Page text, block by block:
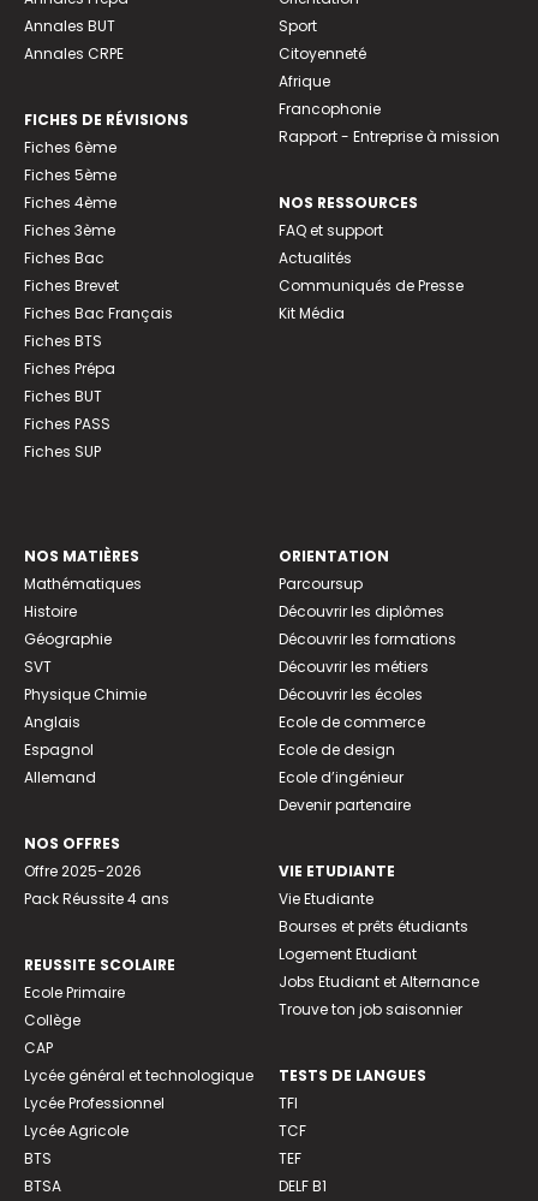
Annales BUT
Annales CRPE
FICHES DE RÉVISIONS
Fiches 6ème
Fiches 5ème
Fiches 4ème
Fiches 3ème
Fiches Bac
Fiches Brevet
Fiches Bac Français
Fiches BTS
Fiches Prépa
Fiches BUT
Fiches PASS
Fiches SUP
Sport
Citoyenneté
Afrique
Francophonie
Rapport - Entreprise à mission
NOS RESSOURCES
FAQ et support
Actualités
Communiqués de Presse
Kit Média
NOS MATIÈRES
Mathématiques
Histoire
Géographie
SVT
Physique Chimie
Anglais
Espagnol
Allemand
NOS OFFRES
Offre 2025-2026
Pack Réussite 4 ans
REUSSITE SCOLAIRE
Ecole Primaire
Collège
CAP
Lycée général et technologique
Lycée Professionnel
Lycée Agricole
BTS
BTSA
ORIENTATION
Parcoursup
Découvrir les diplômes
Découvrir les formations
Découvrir les métiers
Découvrir les écoles
Ecole de commerce
Ecole de design
Ecole d’ingénieur
Devenir partenaire
VIE ETUDIANTE
Vie Etudiante
Bourses et prêts étudiants
Logement Etudiant
Jobs Etudiant et Alternance
Trouve ton job saisonnier
TESTS DE LANGUES
TFI
TCF
TEF
DELF B1